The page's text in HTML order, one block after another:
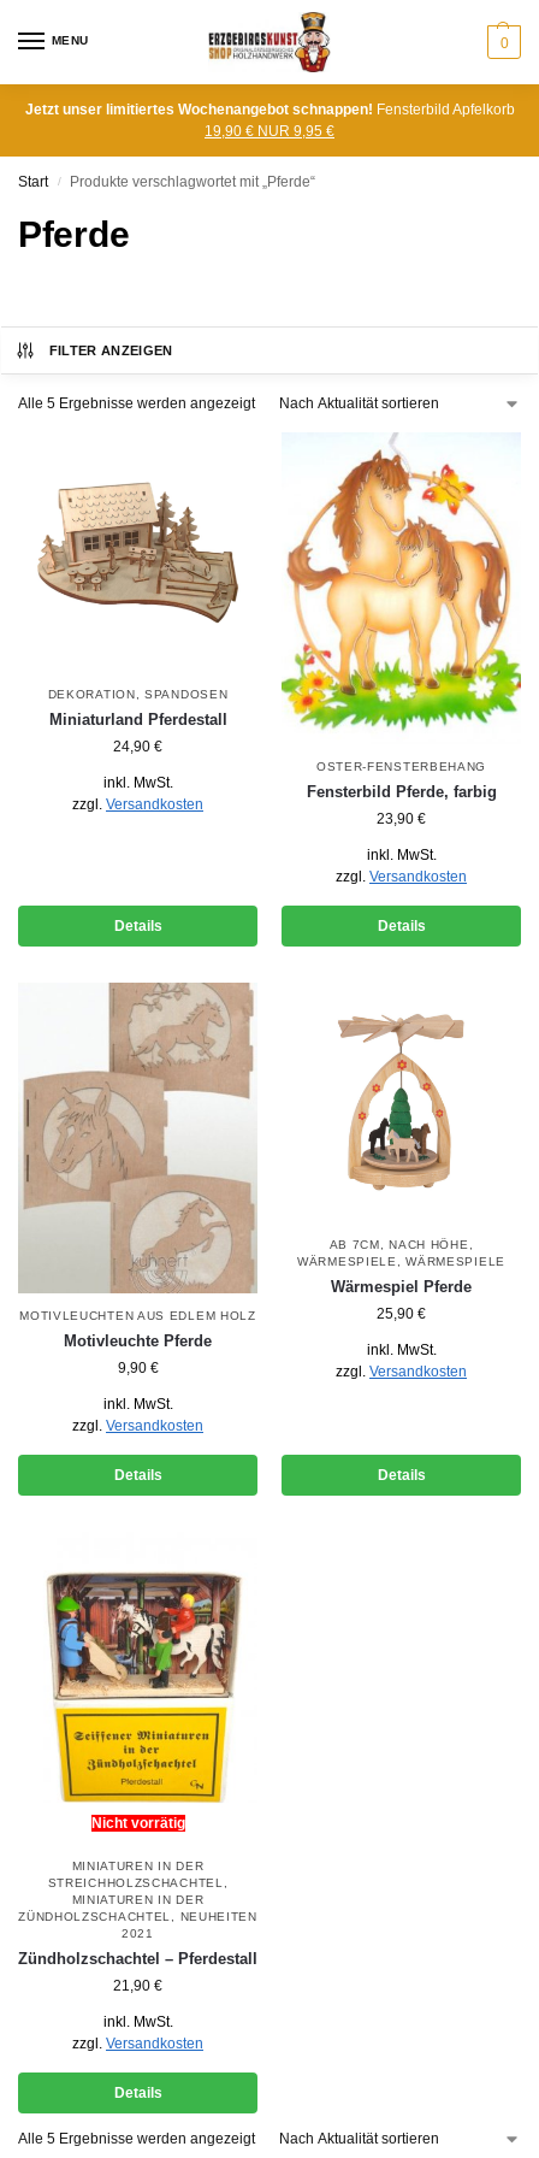
MENU 0
Jetzt unser limitiertes Wochenangebot schnappen! Fensterbild Apfelkorb
19,90 € NUR 9,95 €
Start / Produkte verschlagwortet mit „Pferde“
Pferde
FILTER ANZEIGEN
Alle 5 Ergebnisse werden angezeigt
DEKORATION ,SPANDOSEN
Miniaturland Pferdestall
24,90 €
inkl. MwSt.
zzgl. Versandkosten
Details
OSTER-FENSTERBEHANG
Fensterbild Pferde, farbig
23,90 €
inkl. MwSt.
zzgl. Versandkosten
Details
MOTIVLEUCHTEN AUS EDLEM HOLZ
Motivleuchte Pferde
9,90 €
inkl. MwSt.
zzgl. Versandkosten
Details
AB 7CM ,NACH HÖHE
WÄRMESPIELE
,WÄRMESPIELE
Wärmespiel Pferde
25,90 €
inkl. MwSt.
zzgl. Versandkosten
Details
Nicht vorrätig
MINIATUREN IN DER
STREICHHOLZSCHACHTEL
MINIATUREN IN DER
ZÜNDHOLZSCHACHTEL
NEUHEITEN
2021
Zündholzschachtel – Pferdestall
21,90 €
inkl. MwSt.
zzgl. Versandkosten
Details
Alle 5 Ergebnisse werden angezeigt